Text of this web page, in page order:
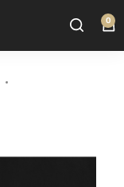
0